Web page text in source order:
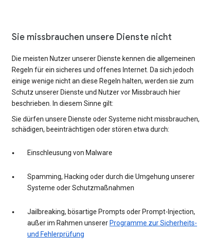
Sie missbrauchen unsere Dienste nicht
Die meisten Nutzer unserer Dienste kennen die allgemeinen
Regeln für ein sicheres und offenes Internet. Da sich jedoch
einige wenige nicht an diese Regeln halten, werden sie zum
Schutz unserer Dienste und Nutzer vor Missbrauch hier
beschrieben. In diesem Sinne gilt:
Sie dürfen unsere Dienste oder Systeme nicht missbrauchen,
schädigen, beeinträchtigen oder stören etwa durch:
Einschleusung von Malware
Spamming, Hacking oder durch die Umgehung unserer
Systeme oder Schutzmaßnahmen
Jailbreaking, bösartige Prompts oder Prompt-Injection,
außer im Rahmen unserer Programme zur Sicherheits-
und Fehlerprüfung